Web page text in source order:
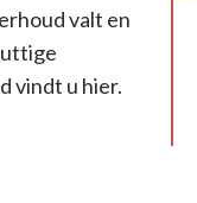
valt en
vindt u hier.